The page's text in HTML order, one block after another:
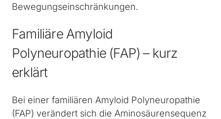
Bewegungseinschränkungen.
Familiäre Amyloid
Polyneuropathie (FAP) – kurz
erklärt
Bei einer familiären Amyloid Polyneuropathie
(FAP) verändert sich die Aminosäurensequenz